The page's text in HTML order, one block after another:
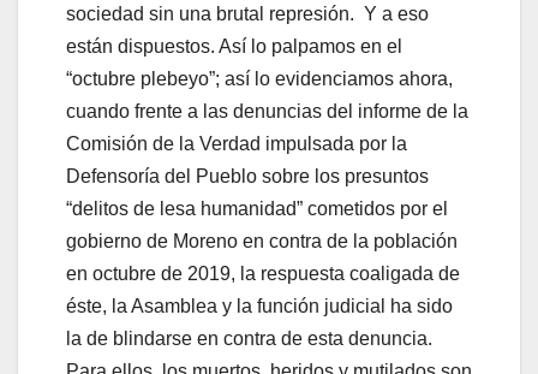
sociedad sin una brutal represión. Y a eso
están dispuestos. Así lo palpamos en el
“octubre plebeyo”; así lo evidenciamos ahora,
cuando frente a las denuncias del informe de la
Comisión de la Verdad impulsada por la
Defensoría del Pueblo sobre los presuntos
“delitos de lesa humanidad” cometidos por el
gobierno de Moreno en contra de la población
en octubre de 2019, la respuesta coaligada de
éste, la Asamblea y la función judicial ha sido
la de blindarse en contra de esta denuncia.